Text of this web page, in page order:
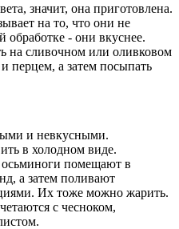
значит, она приготовлена.
на то, что они не
обработке - они вкуснее.
на сливочном или оливковом
перцем, а затем посыпать
и невкусными.
в холодном виде.
помещают в
а затем поливают
Их тоже можно жарить.
с чесноком,